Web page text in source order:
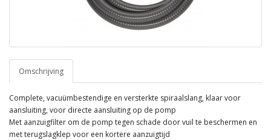
Omschrijving
Complete, vacuümbestendige en versterkte spiraalslang, klaar voor
aansluiting, voor directe aansluiting op de pomp
Met aanzuigfilter om de pomp tegen schade door vuil te beschermen en
met terugslagklep voor een kortere aanzuigtijd